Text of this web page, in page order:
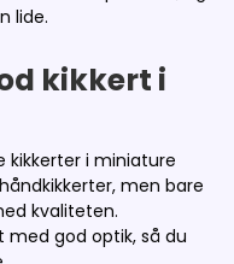
lide.
kikkert i
kikkerter i miniature
men bare
kvaliteten.
med god optik, så du